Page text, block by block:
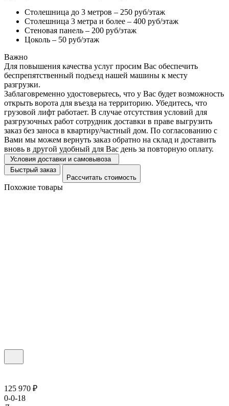
Столешница до 3 метров – 250 руб/этаж
Столешница 3 метра и более – 400 руб/этаж
Стеновая панель – 200 руб/этаж
Цоколь – 50 руб/этаж
Важно
Для повышения качества услуг просим Вас обеспечить
беспрепятственный подъезд нашей машины к месту
разгрузки.
Заблаговременно удостоверьтесь, что у Вас будет возможность
открыть ворота для въезда на территорию. Убедитесь, что
грузовой лифт работает. В случае отсутствия условий для
разгрузочных работ сотрудник доставки в праве выгрузить
заказ без заноса в квартиру/частный дом. По согласованию с
Вами мы можем вернуть заказ обратно на склад и доставить
вновь в другой удобный для Вас день за повторную оплату.
Условия доставки и самовывоза
Быстрый заказ
Рассчитать стоимость
Похожие товары
125 970 ₽
0-0-18